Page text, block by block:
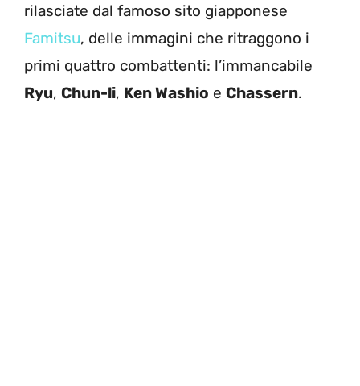
rilasciate dal famoso sito giapponese
Famitsu, delle immagini che ritraggono i
primi quattro combattenti: l’immancabile
Ryu, Chun-li, Ken Washio e Chassern.